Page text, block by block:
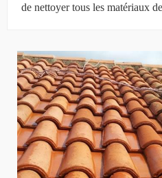
de nettoyer tous les matériaux